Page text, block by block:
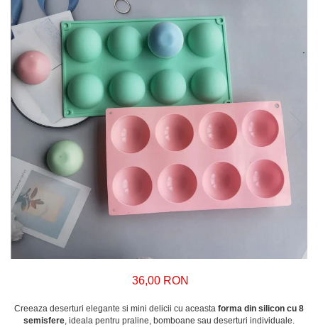
36,00 RON
Creeaza deserturi elegante si mini delicii cu aceasta forma din silicon cu 8
semisfere, ideala pentru praline, bomboane sau deserturi individuale.